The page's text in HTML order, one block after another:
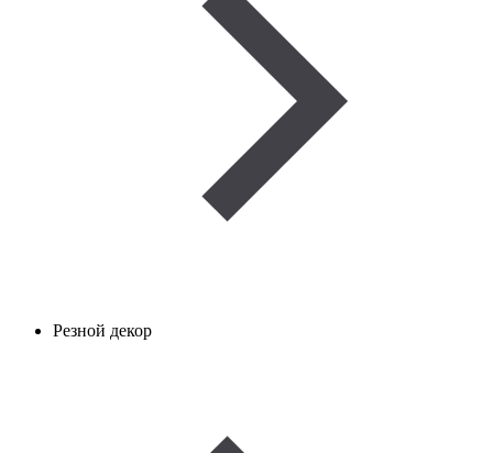
Резной декор